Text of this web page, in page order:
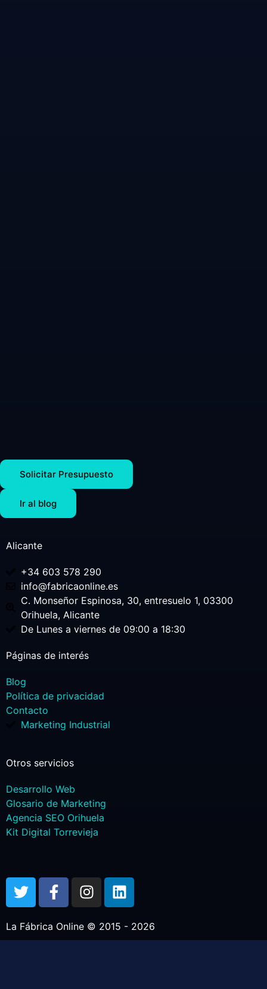
Solicitar Presupuesto
Ir al blog
Otros servicios
Desarrollo Web
Glosario de Marketing
Agencia SEO Orihuela
Kit Digital Torrevieja
Páginas de interés
Blog
Política de privacidad
Contacto
Marketing Industrial
Alicante
+34 603 578 290
info@fabricaonline.es
C. Monseñor Espinosa, 30, entresuelo 1, 03300
Orihuela, Alicante
De Lunes a viernes de 09:00 a 18:30
La Fábrica Online © 2015 - 2026